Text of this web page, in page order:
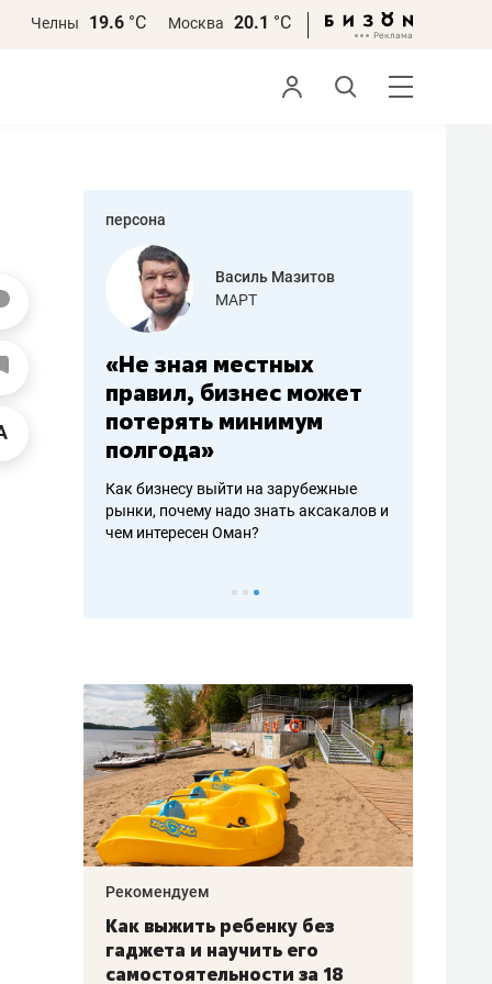
Челны 19.6 °С Москва 20.1 °С
персона
работа
Василь Мазитов
МАРТ
«Не зная местных
правил, бизнес может
потерять минимум
полгода»
Как бизнесу выйти на зарубежные
рынки, почему надо знать аксакалов и
чем интересен Оман?
Рекомендуем
Как выжить ребенку без
гаджета и научить его
самостоятельности за 18